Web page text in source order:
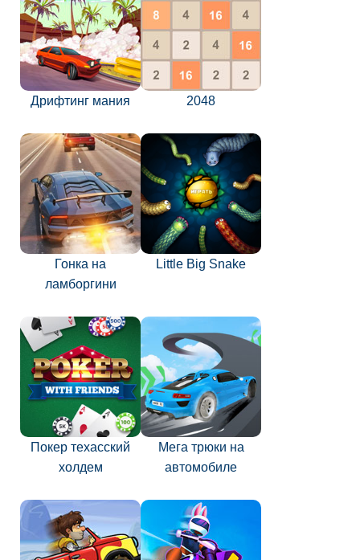
Дрифтинг мания 2048
Гонка на
ламборгини
Little Big Snake
Покер техасский
холдем
Мега трюки на
автомобиле